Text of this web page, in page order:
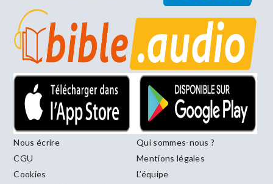
Nous écrire
Qui sommes-nous ?
CGU
Mentions légales
Cookies
L’équipe